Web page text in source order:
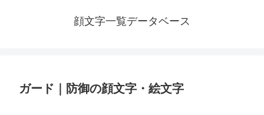
顔文字一覧データベース
ガード｜防御の顔文字・絵文字